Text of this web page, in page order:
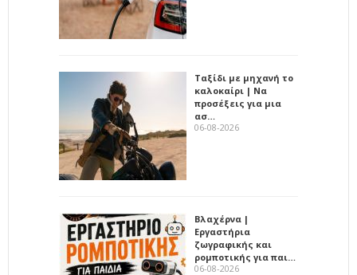
Ταξίδι με μηχανή το
καλοκαίρι | Να
προσέξεις για μια
ασ…
06-08-2026
Βλαχέρνα |
Εργαστήρια
ζωγραφικής και
ρομποτικής για παι…
06-08-2026